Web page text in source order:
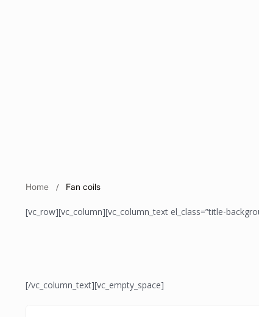
Home Fan coils
[vc_row][vc_column][vc_column_text el_class=”title-
[/vc_column_text][vc_empty_space]